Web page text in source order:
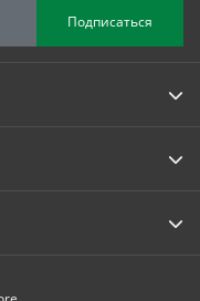
Подписаться